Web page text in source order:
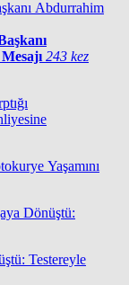
243 kez
Yaşamını
Testereyle